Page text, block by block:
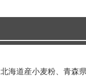
海道産小麦粉、青森